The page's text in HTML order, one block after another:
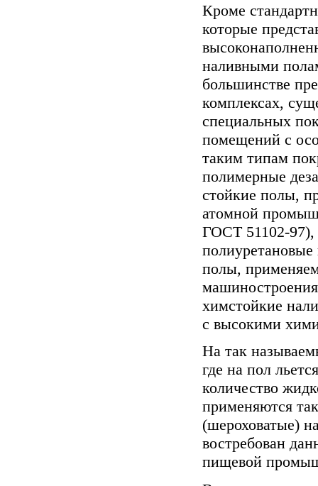
Кроме
которые
наливными
большинстве
комплексах,
специальных
помещений с
таким типам
полимерные
стойкие полы,
атомной
ГОСТ 51102-97),
полы,
химстойкие
с высокими
На так
где на пол
количество
применяются
(шероховатые)
востребован
пищевой